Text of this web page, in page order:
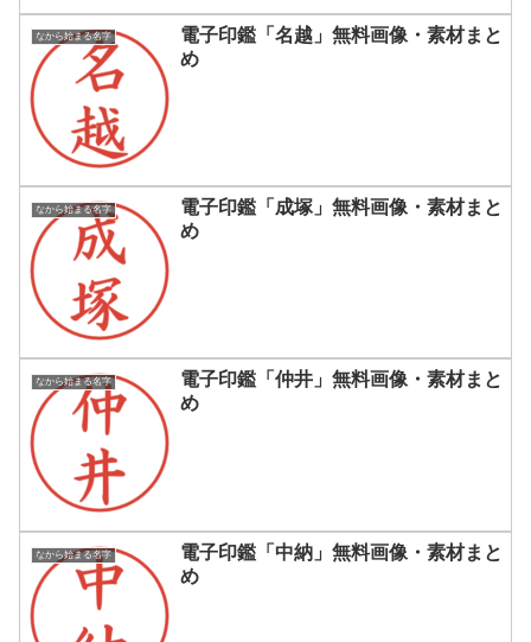
なから始まる名字
電子印鑑「名越」無料画像・素材まと
め
なから始まる名字
電子印鑑「成塚」無料画像・素材まと
め
なから始まる名字
電子印鑑「仲井」無料画像・素材まと
め
なから始まる名字
電子印鑑「中納」無料画像・素材まと
め